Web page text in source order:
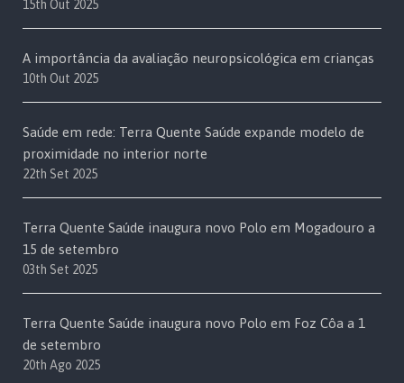
15th Out 2025
A importância da avaliação neuropsicológica em crianças
10th Out 2025
Saúde em rede: Terra Quente Saúde expande modelo de
proximidade no interior norte
22th Set 2025
Terra Quente Saúde inaugura novo Polo em Mogadouro a
15 de setembro
03th Set 2025
Terra Quente Saúde inaugura novo Polo em Foz Côa a 1
de setembro
20th Ago 2025